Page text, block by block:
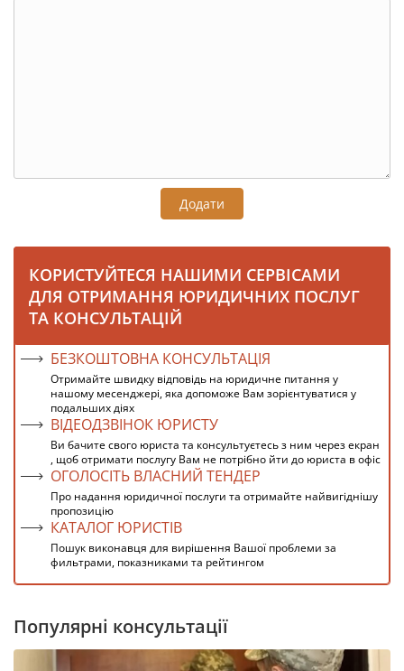
Додати
КОРИСТУЙТЕСЯ НАШИМИ СЕРВІСАМИ
ДЛЯ ОТРИМАННЯ ЮРИДИЧНИХ ПОСЛУГ
ТА КОНСУЛЬТАЦІЙ
БЕЗКОШТОВНА КОНСУЛЬТАЦІЯ
Отримайте швидку відповідь на юридичне питання у
нашому месенджері, яка допоможе Вам зорієнтуватися у
подальших діях
ВІДЕОДЗВІНОК ЮРИСТУ
Ви бачите свого юриста та консультуєтесь з ним через екран
, щоб отримати послугу Вам не потрібно йти до юриста в офіс
ОГОЛОСІТЬ ВЛАСНИЙ ТЕНДЕР
Про надання юридичної послуги та отримайте найвигіднішу
пропозицію
КАТАЛОГ ЮРИСТІВ
Пошук виконавця для вирішення Вашої проблеми за
фильтрами, показниками та рейтингом
Популярні консультації